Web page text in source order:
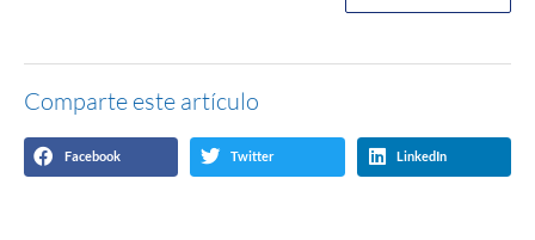
Comparte este artículo
Facebook Twitter LinkedIn